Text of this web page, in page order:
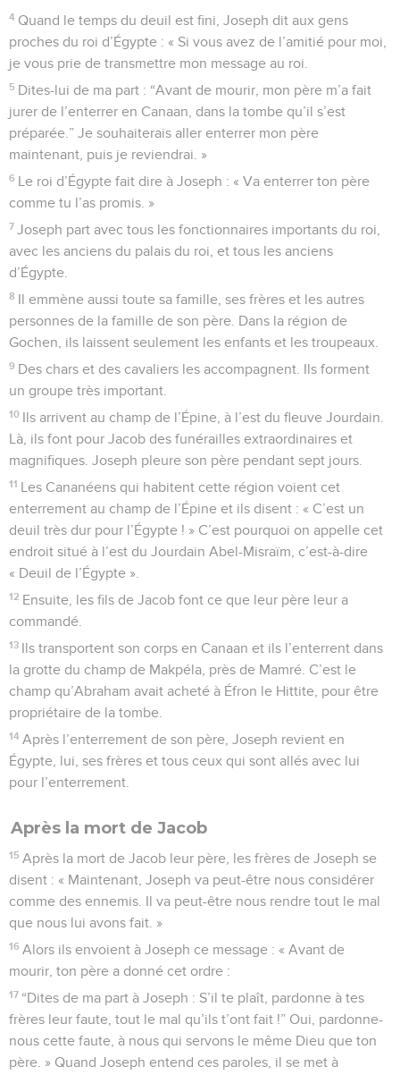
4 Quand le temps du deuil est fini, Joseph dit aux gens
proches du roi d’Égypte : « Si vous avez de l’amitié pour moi,
je vous prie de transmettre mon message au roi.
5 Dites-lui de ma part : “Avant de mourir, mon père m’a fait
jurer de l’enterrer en Canaan, dans la tombe qu’il s’est
préparée.” Je souhaiterais aller enterrer mon père
maintenant, puis je reviendrai. »
6 Le roi d’Égypte fait dire à Joseph : « Va enterrer ton père
comme tu l’as promis. »
7 Joseph part avec tous les fonctionnaires importants du roi,
avec les anciens du palais du roi, et tous les anciens
d’Égypte.
8 Il emmène aussi toute sa famille, ses frères et les autres
personnes de la famille de son père. Dans la région de
Gochen, ils laissent seulement les enfants et les troupeaux.
9 Des chars et des cavaliers les accompagnent. Ils forment
un groupe très important.
10 Ils arrivent au champ de l’Épine, à l’est du fleuve Jourdain.
Là, ils font pour Jacob des funérailles extraordinaires et
magnifiques. Joseph pleure son père pendant sept jours.
11 Les Cananéens qui habitent cette région voient cet
enterrement au champ de l’Épine et ils disent : « C’est un
deuil très dur pour l’Égypte ! » C’est pourquoi on appelle cet
endroit situé à l’est du Jourdain Abel-Misraïm, c’est-à-dire
« Deuil de l’Égypte ».
12 Ensuite, les fils de Jacob font ce que leur père leur a
commandé.
13 Ils transportent son corps en Canaan et ils l’enterrent dans
la grotte du champ de Makpéla, près de Mamré. C’est le
champ qu’Abraham avait acheté à Éfron le Hittite, pour être
propriétaire de la tombe.
14 Après l’enterrement de son père, Joseph revient en
Égypte, lui, ses frères et tous ceux qui sont allés avec lui
pour l’enterrement.
Après la mort de Jacob
15 Après la mort de Jacob leur père, les frères de Joseph se
disent : « Maintenant, Joseph va peut-être nous considérer
comme des ennemis. Il va peut-être nous rendre tout le mal
que nous lui avons fait. »
16 Alors ils envoient à Joseph ce message : « Avant de
mourir, ton père a donné cet ordre :
17 “Dites de ma part à Joseph : S’il te plaît, pardonne à tes
frères leur faute, tout le mal qu’ils t’ont fait !” Oui, pardonne-
nous cette faute, à nous qui servons le même Dieu que ton
père. » Quand Joseph entend ces paroles, il se met à